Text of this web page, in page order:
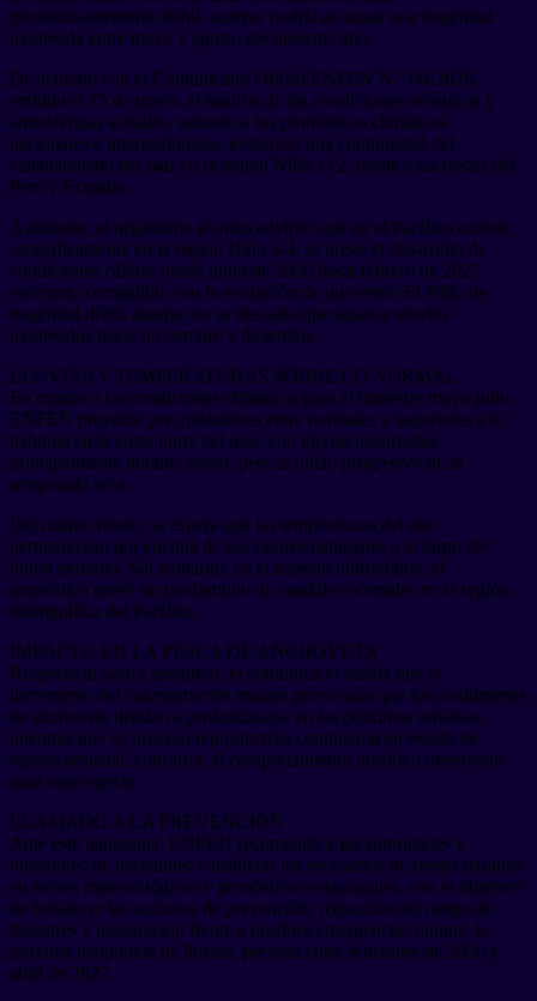
predominantemente débil, aunque podría alcanzar una magnitud
moderada entre mayo y agosto del presente año.
De acuerdo con el Comunicado Oficial ENFEN N.° 09-2026,
emitido el 15 de mayo, el análisis de las condiciones oceánicas y
atmosféricas actuales, sumado a los pronósticos climáticos
nacionales e internacionales, evidencia una continuidad del
calentamiento del mar en la región Niño 1+2, frente a las costas del
Perú y Ecuador.
Asimismo, el organismo técnico advirtió que en el Pacífico central,
específicamente en la región Niño 3.4, se prevé el desarrollo de
condiciones cálidas desde junio de 2026 hasta febrero de 2027,
escenario compatible con la evolución de un evento El Niño de
magnitud débil, aunque no se descarta que alcance niveles
moderados hacia noviembre y diciembre.
LLUVIAS Y TEMPERATURAS SOBRE LO NORMAL
En cuanto a las condiciones climáticas para el trimestre mayo-julio,
ENFEN proyectó precipitaciones entre normales y superiores a lo
habitual en la costa norte del país, con lluvias localizadas
principalmente durante mayo, pese al inicio progresivo de la
temporada seca.
Del mismo modo, se espera que las temperaturas del aire
permanezcan por encima de los valores habituales a lo largo del
litoral peruano. Sin embargo, en el aspecto hidrológico, el
pronóstico prevé un predominio de caudales normales en la región
hidrográfica del Pacífico.
IMPACTO EN LA PESCA DE ANCHOVETA
Respecto al sector pesquero, el comunicado señala que el
incremento del calentamiento marino provocaría que los cardúmenes
de anchoveta tiendan a profundizarse en las próximas semanas,
mientras que su proceso reproductivo continuaría en estado de
reposo gonadal, conforme al comportamiento histórico observado
para esta especie.
LLAMADO A LA PREVENCIÓN
Ante este panorama, ENFEN recomendó a las autoridades y
tomadores de decisiones considerar los escenarios de riesgo basados
en avisos meteorológicos y pronósticos estacionales, con el objetivo
de fortalecer las acciones de prevención, reducción del riesgo de
desastres y preparación frente a posibles emergencias durante la
próxima temporada de lluvias, prevista entre setiembre de 2026 y
abril de 2027.